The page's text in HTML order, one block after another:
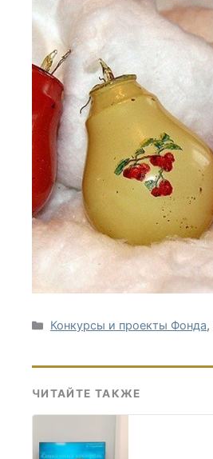
Рубрики
Конкурсы и проекты Фонда,
ЧИТАЙТЕ ТАКЖЕ